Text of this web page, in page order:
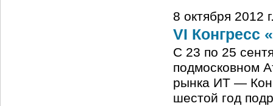
8 октября 2012
VI Конгресс
С 23 по 25
подмосковном
рынка ИТ —
шестой год